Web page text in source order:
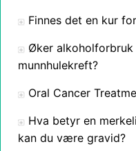
Finnes det en kur
Øker
munnhulekreft?
Oral Cancer
Hva betyr en
kan du være gravid?